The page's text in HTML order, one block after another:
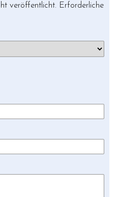
veröffentlicht. Erforderliche